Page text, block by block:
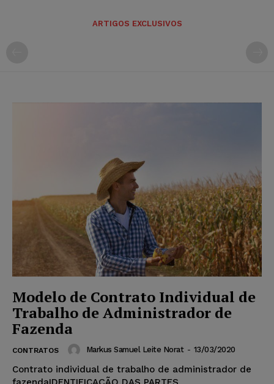
ARTIGOS EXCLUSIVOS
Modelo de Contrato Individual de
Trabalho de Administrador de
Fazenda
CONTRATOS Markus Samuel Leite Norat - 13/03/2020
Contrato individual de trabalho de administrador de